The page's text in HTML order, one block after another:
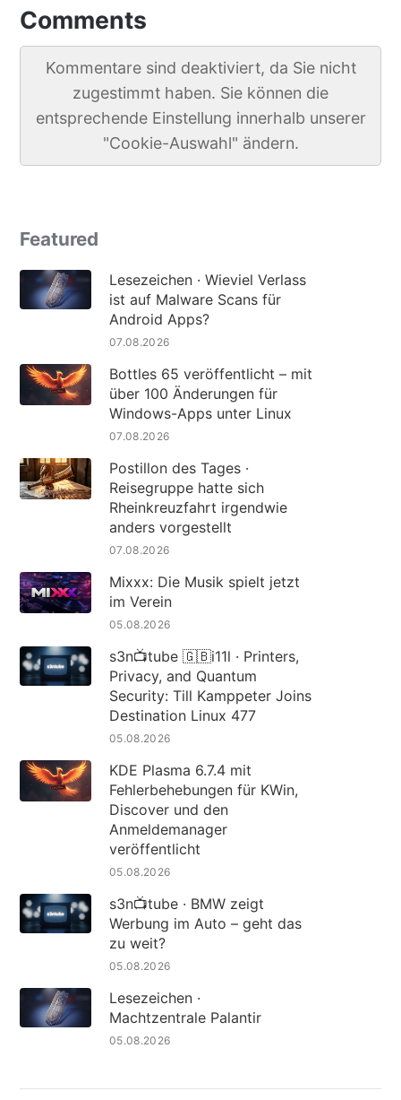
Comments
Kommentare sind deaktiviert, da Sie nicht
zugestimmt haben. Sie können die
entsprechende Einstellung innerhalb unserer
"Cookie-Auswahl" ändern.
Featured
Lesezeichen · Wieviel Verlass
ist auf Malware Scans für
Android Apps?
07.08.2026
Bottles 65 veröffentlicht – mit
über 100 Änderungen für
Windows-Apps unter Linux
07.08.2026
Postillon des Tages ·
Reisegruppe hatte sich
Rheinkreuzfahrt irgendwie
anders vorgestellt
07.08.2026
Mixxx: Die Musik spielt jetzt
im Verein
05.08.2026
s3n📺tube 🇬🇧i11l · Printers,
Privacy, and Quantum
Security: Till Kamppeter Joins
Destination Linux 477
05.08.2026
KDE Plasma 6.7.4 mit
Fehlerbehebungen für KWin,
Discover und den
Anmeldemanager
veröffentlicht
05.08.2026
s3n📺tube · BMW zeigt
Werbung im Auto – geht das
zu weit?
05.08.2026
Lesezeichen ·
Machtzentrale Palantir
05.08.2026